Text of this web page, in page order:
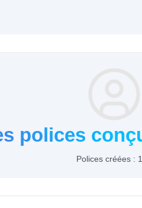
polices
Polices créées :